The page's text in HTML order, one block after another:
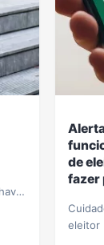
de
fazer
eleitor